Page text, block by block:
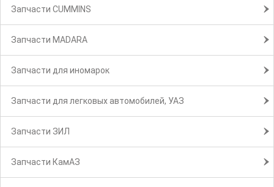
Запчасти CUMMINS
Запчасти MADARA
Запчасти для иномарок
Запчасти для легковых автомобилей, УАЗ
Запчасти ЗИЛ
Запчасти КамАЗ